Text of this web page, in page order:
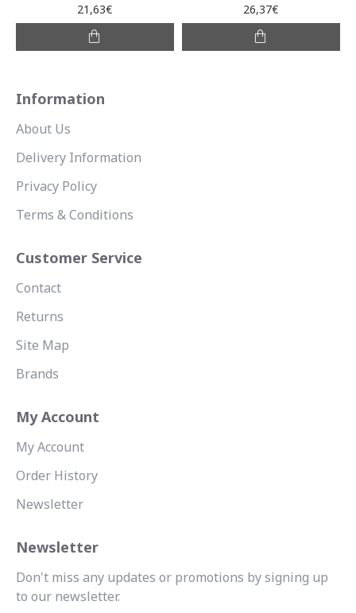
21,63€ 26,37€
Information
About Us
Delivery Information
Privacy Policy
Terms & Conditions
Customer Service
Contact
Returns
Site Map
Brands
My Account
My Account
Order History
Newsletter
Newsletter
Don't miss any updates or promotions by signing up
to our newsletter.